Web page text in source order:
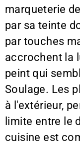
marqueterie
par sa teinte
par touches
accrochent la
peint qui
Soulage. Les
à l'extérieur,
limite entre le
cuisine est